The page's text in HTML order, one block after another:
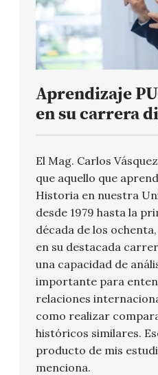
Aprendizaje
en su carrera
El Mag. Carlos
que aquello que
Historia en nuestra
desde 1979 hasta la
década de los
en su destacada
una capacidad de
importante para
relaciones
como realizar
históricos similares.
producto de mis
menciona.